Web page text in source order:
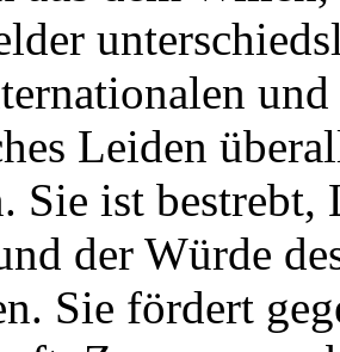
Leiden
Sie ist bestrebt,
der Würde
Sie fördert